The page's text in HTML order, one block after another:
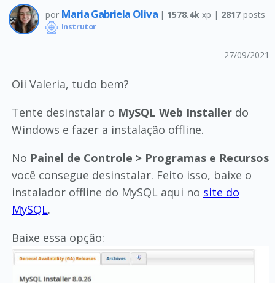
por Maria Gabriela Oliva | 1578.4k xp | 2817 posts
Instrutor
27/09/2021
Oii Valeria, tudo bem?
Tente desinstalar o MySQL Web Installerdo
Windows e fazer a instalação offline.
No Painel de Controle > Programas e Recursos
você consegue desinstalar. Feito isso, baixe o
instalador offline do MySQL aqui no site do
MySQL.
Baixe essa opção: